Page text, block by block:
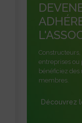
entreprises ou
bénéficiez
membres.
Découvrez